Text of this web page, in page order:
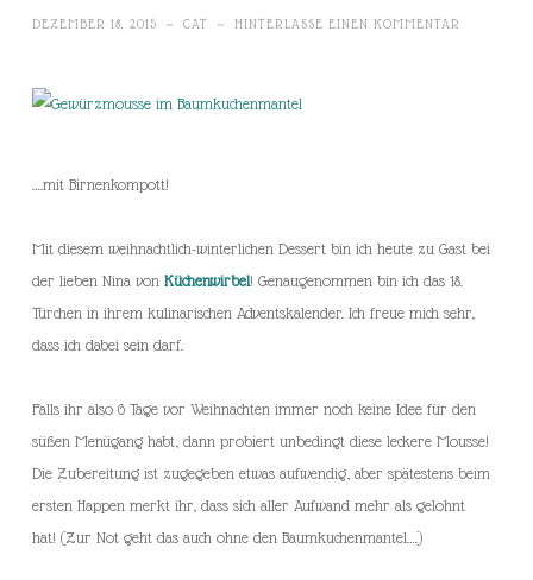
DEZEMBER 18, 2015 ~ CAT ~ HINTERLASSE EINEN KOMMENTAR
….mit Birnenkompott!
Mit diesem weihnachtlich-winterlichen Dessert bin ich heute zu Gast bei
der lieben Nina von Küchenwirbel! Genaugenommen bin ich das 18.
Türchen in ihrem kulinarischen Adventskalender. Ich freue mich sehr,
dass ich dabei sein darf.
Falls ihr also 6 Tage vor Weihnachten immer noch keine Idee für den
süßen Menügang habt, dann probiert unbedingt diese leckere Mousse!
Die Zubereitung ist zugegeben etwas aufwendig, aber spätestens beim
ersten Happen merkt ihr, dass sich aller Aufwand mehr als gelohnt
hat! (Zur Not geht das auch ohne den Baumkuchenmantel….)